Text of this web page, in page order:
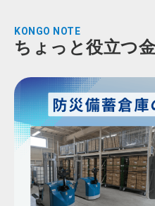
KONGO NOTE
ちょっと役立つ